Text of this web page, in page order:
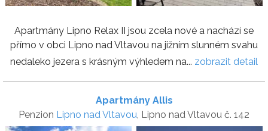
Apartmány Lipno Relax II jsou zcela nové a nachází se
přímo v obci Lipno nad Vltavou na jižním slunném svahu
nedaleko jezera s krásným výhledem na... zobrazit detail
Apartmány Allis
Penzion Lipno nad Vltavou, Lipno nad Vltavou č. 142